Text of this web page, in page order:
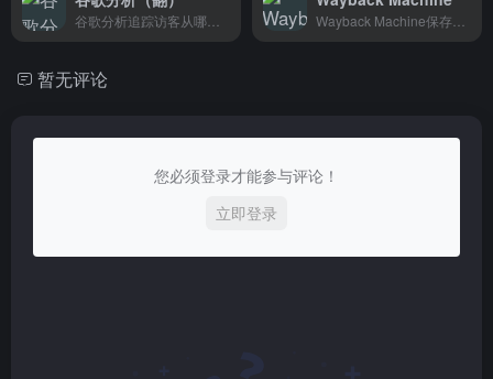
暂无评论
您必须登录才能参与评论！
立即登录